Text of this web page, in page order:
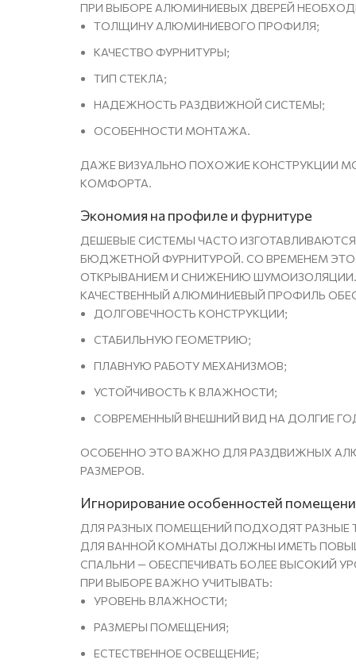
ПРИ ВЫБОРЕ АЛЮМИНИЕВЫХ ДВЕРЕЙ
ТОЛЩИНУ АЛЮМИНИЕВОГО ПРОФИЛЯ;
КАЧЕСТВО ФУРНИТУРЫ;
ТИП СТЕКЛА;
НАДЕЖНОСТЬ РАЗДВИЖНОЙ СИСТЕМЫ;
ОСОБЕННОСТИ МОНТАЖА.
ДАЖЕ ВИЗУАЛЬНО ПОХОЖИЕ КОНСТРУКЦИИ
КОМФОРТА.
Экономия на профиле и фурнитуре
ДЕШЕВЫЕ СИСТЕМЫ ЧАСТО
БЮДЖЕТНОЙ ФУРНИТУРОЙ. СО ВРЕМЕНЕМ
ОТКРЫВАНИЕМ И СНИЖЕНИЮ
КАЧЕСТВЕННЫЙ АЛЮМИНИЕВЫЙ ПРОФИЛЬ
ДОЛГОВЕЧНОСТЬ КОНСТРУКЦИИ;
СТАБИЛЬНУЮ ГЕОМЕТРИЮ;
ПЛАВНУЮ РАБОТУ МЕХАНИЗМОВ;
УСТОЙЧИВОСТЬ К ВЛАЖНОСТИ;
СОВРЕМЕННЫЙ ВНЕШНИЙ ВИД НА ДОЛГИЕ
ОСОБЕННО ЭТО ВАЖНО ДЛЯ РАЗДВИЖНЫХ
РАЗМЕРОВ.
Игнорирование особенностей
ДЛЯ РАЗНЫХ ПОМЕЩЕНИЙ ПОДХОДЯТ РАЗНЫЕ
ДЛЯ ВАННОЙ КОМНАТЫ ДОЛЖНЫ ИМЕТЬ
СПАЛЬНИ — ОБЕСПЕЧИВАТЬ БОЛЕЕ ВЫСОКИЙ
ПРИ ВЫБОРЕ ВАЖНО УЧИТЫВАТЬ:
УРОВЕНЬ ВЛАЖНОСТИ;
РАЗМЕРЫ ПОМЕЩЕНИЯ;
ЕСТЕСТВЕННОЕ ОСВЕЩЕНИЕ;